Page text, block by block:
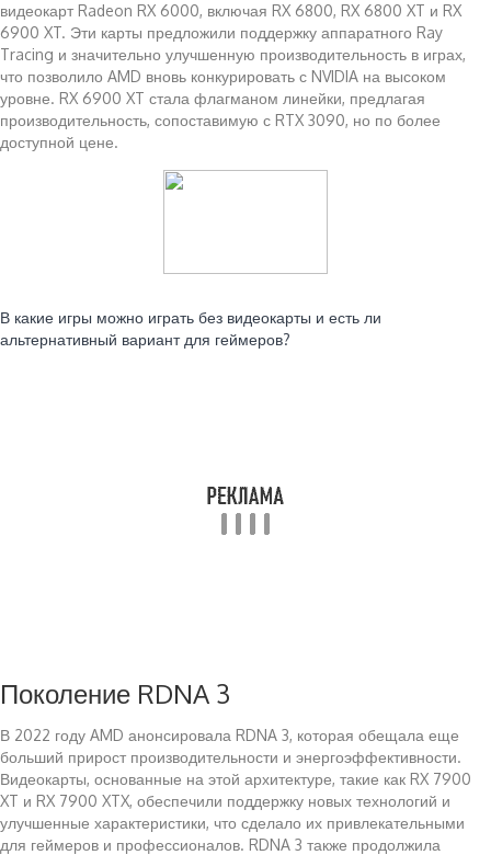
видеокарт Radeon RX 6000, включая RX 6800, RX 6800 XT и RX
6900 XT. Эти карты предложили поддержку аппаратного Ray
Tracing и значительно улучшенную производительность в играх,
что позволило AMD вновь конкурировать с NVIDIA на высоком
уровне. RX 6900 XT стала флагманом линейки, предлагая
производительность, сопоставимую с RTX 3090, но по более
доступной цене.
В какие игры можно играть без видеокарты и есть ли
альтернативный вариант для геймеров?
Поколение RDNA 3
В 2022 году AMD анонсировала RDNA 3, которая обещала еще
больший прирост производительности и энергоэффективности.
Видеокарты, основанные на этой архитектуре, такие как RX 7900
XT и RX 7900 XTX, обеспечили поддержку новых технологий и
улучшенные характеристики, что сделало их привлекательными
для геймеров и профессионалов. RDNA 3 также продолжила